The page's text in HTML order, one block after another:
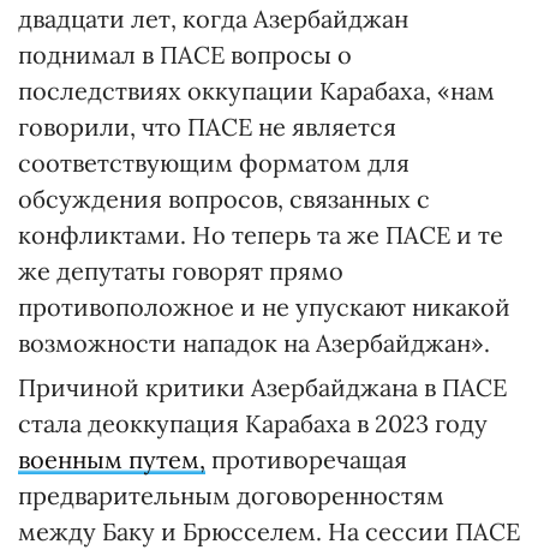
двадцати лет, когда Азербайджан
поднимал в ПАСЕ вопросы о
последствиях оккупации Карабаха, «нам
говорили, что ПАСЕ не является
соответствующим форматом для
обсуждения вопросов, связанных с
конфликтами. Но теперь та же ПАСЕ и те
же депутаты говорят прямо
противоположное и не упускают никакой
возможности нападок на Азербайджан».
Причиной критики Азербайджана в ПАСЕ
стала деоккупация Карабаха в 2023 году
военным путем, противоречащая
предварительным договоренностям
между Баку и Брюсселем. На сессии ПАСЕ